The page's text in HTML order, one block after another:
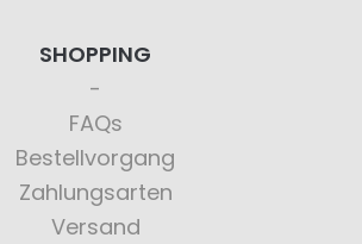
SHOPPING
FAQs
Bestellvorgang
Zahlungsarten
Versand